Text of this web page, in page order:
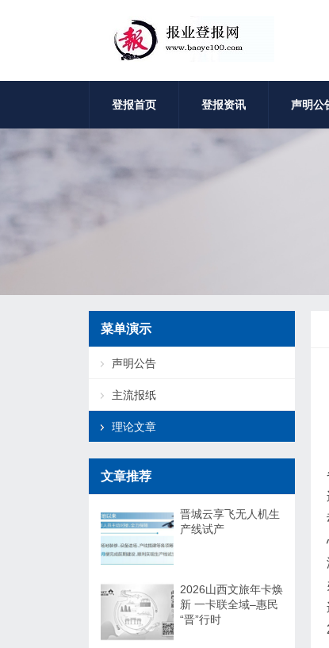
登报首页 登报资讯 声明公
菜单演示
声明公告
主流报纸
理论文章
文章推荐
晋城云享飞无人机生
产线试产
2026山西文旅年卡焕
新 一卡联全域–惠民
“晋”行时